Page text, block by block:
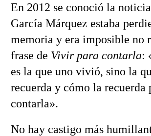
En 2012 se conoció la
García Márquez estaba
memoria y era imposible no
frase de Vivir para contarla:
es la que uno vivió, sino la
recuerda y cómo la recuerda
contarla».
No hay castigo más